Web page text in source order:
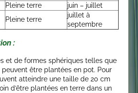
Pleine terre
juin – juillet
Pleine terre
juillet à
septembre
:
et de formes sphériques telles que
être plantées en pot. Pour
atteindre une taille de 20 cm
d’être plantées en terre dans un